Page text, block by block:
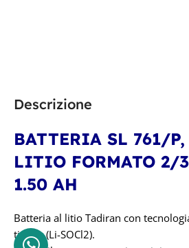
Descrizione
BATTERIA SL 761/
LITIO FORMATO 2/
1.50 AH
Batteria al litio Tadiran con
tionile (Li-SOCl2).